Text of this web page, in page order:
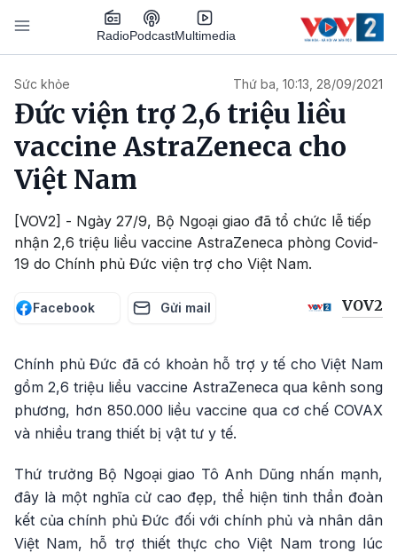
Nhảy đến nội dung
RadioPodcastMultimedia
Sức khỏe Thứ ba, 10:13, 28/09/2021
Đức viện trợ 2,6 triệu liều
vaccine AstraZeneca cho
Việt Nam
[VOV2] - Ngày 27/9, Bộ Ngoại giao đã tổ chức lễ tiếp
nhận 2,6 triệu liều vaccine AstraZeneca phòng Covid-
19 do Chính phủ Đức viện trợ cho Việt Nam.
Facebook Gửi mail VOV2
Chính phủ Đức đã có khoản hỗ trợ y tế cho Việt Nam
gồm 2,6 triệu liều vaccine AstraZeneca qua kênh song
phương, hơn 850.000 liều vaccine qua cơ chế COVAX
và nhiều trang thiết bị vật tư y tế.
Thứ trưởng Bộ Ngoại giao Tô Anh Dũng nhấn mạnh,
đây là một nghĩa cử cao đẹp, thể hiện tinh thần đoàn
kết của chính phủ Đức đối với chính phủ và nhân dân
Việt Nam, hỗ trợ thiết thực cho Việt Nam trong lúc